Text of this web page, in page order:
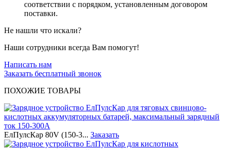
соответствии с порядком, установленным договором
поставки.
Не нашли что искали?
Наши сотрудники всегда Вам помогут!
Написать нам
Заказать бесплатный звонок
ПОХОЖИЕ ТОВАРЫ
ЕлПулсКар 80V (150-3... Заказать